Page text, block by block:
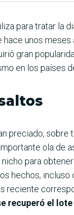
para tratar la
hace unos meses
gran
en los países
preciado, sobre
ola de
para
hechos, incluso
reciente
recuperó el